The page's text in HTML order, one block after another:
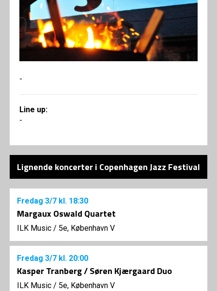
-
Line up:
-
Lignende koncerter i Copenhagen Jazz Festival
Fredag 3/7 kl. 18:30
Margaux Oswald Quartet
ILK Music / 5e, København V
Fredag 3/7 kl. 20:00
Kasper Tranberg / Søren Kjærgaard Duo
ILK Music / 5e, København V